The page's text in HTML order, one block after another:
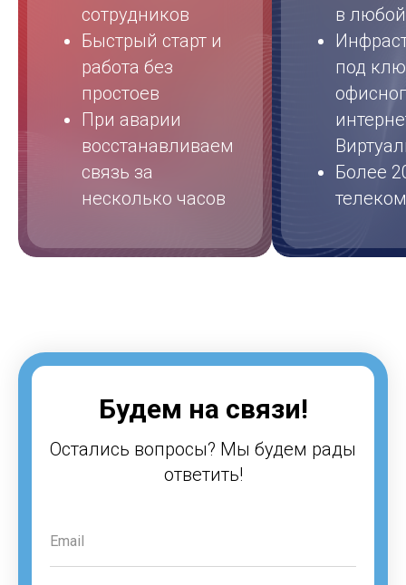
сотрудников
Быстрый старт и
работа без
простоев
При аварии
восстанавливаем
связь за
несколько часов
в
под
Более
Будем на связи!
Остались вопросы? Мы будем рады
ответить!